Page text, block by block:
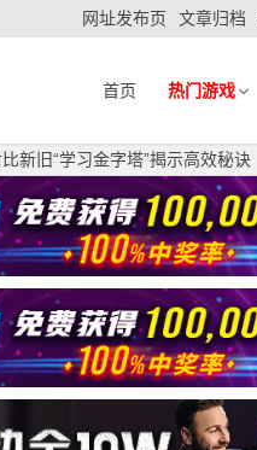
网址发布页 文章归档
首页 热门游戏
新旧“学习金字塔”揭示高效秘诀